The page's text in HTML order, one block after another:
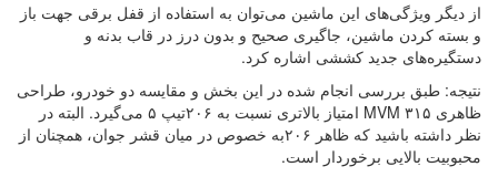
از دیگر ویژگی‌های این ماشین می‌توان به استفاده از قفل برقی جهت باز
و بسته کردن ماشین، جاگیری صحیح و بدون درز در قاب بدنه و
دستگیره‌های جدید کششی اشاره کرد.
نتیجه: طبق بررسی انجام شده در این بخش و مقایسه دو خودرو، طراحی
ظاهری MVM ۳۱۵ امتیاز بالاتری نسبت به ۲۰۶تیپ ۵ می‌گیرد. البته در
نظر داشته باشید که ظاهر ۲۰۶به خصوص در میان قشر جوان، همچنان از
محبوبیت بالایی برخوردار است.